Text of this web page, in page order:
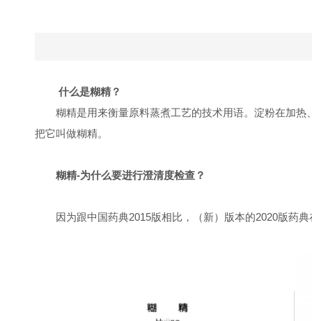
什么是糊精？
糊精是用来衡量原料蒸煮工艺的技术用语。淀粉在加热
把它叫做糊精。
糊精-为什么要进行澄清度检查？
因为跟中国药典2015版相比，（新） 版本的2020版药